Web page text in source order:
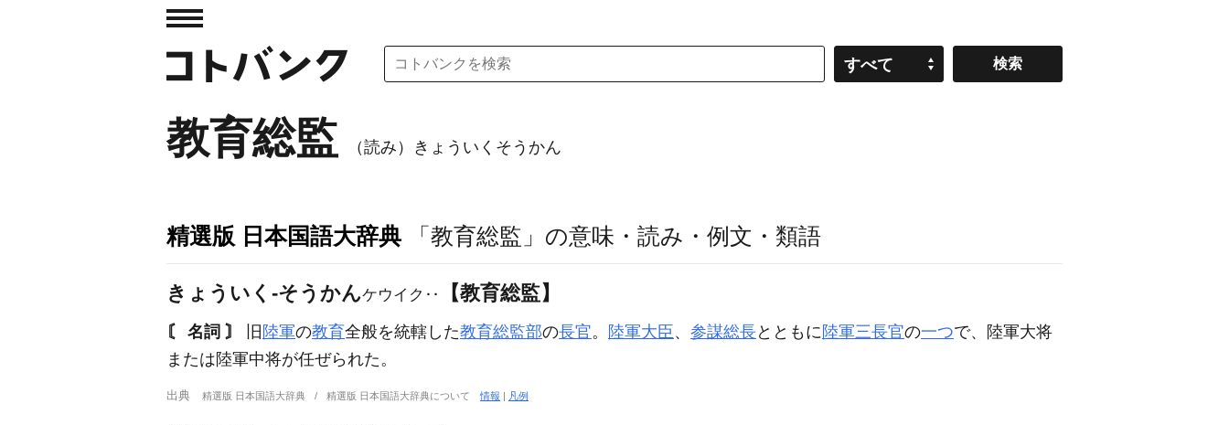
すべて
教育総監 （読み）きょういくそうかん
精選版 日本国語大辞典 「教育総監」の意味・読み・例文・類語
きょういく‐そうかんケウイク‥ 【教育総監】
〘 名詞 〙 旧 陸軍の教育全般を統轄した教育総監部の長官。 陸軍大臣 、 参謀総長とともに陸軍三長官の一つで、陸軍大将
または陸軍中将が任ぜられた。
出典 精選版 日本国語大辞典 精選版 日本国語大辞典について情報 | 凡例